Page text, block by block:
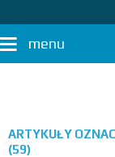
menu
ARTYKUŁY
(59)